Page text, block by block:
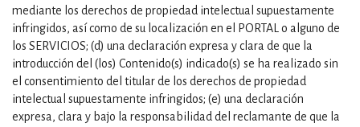
mediante los derechos de propiedad intelectual supuestamente
infringidos, así como de su localización en el PORTAL o alguno de
los SERVICIOS; (d) una declaración expresa y clara de que la
introducción del (los) Contenido(s) indicado(s) se ha realizado sin
el consentimiento del titular de los derechos de propiedad
intelectual supuestamente infringidos; (e) una declaración
expresa, clara y bajo la responsabilidad del reclamante de que la